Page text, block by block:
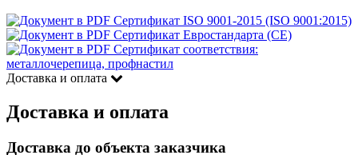
Сертификат ISO 9001-2015 (ISO 9001:2015)
Сертификат Евростандарта (CE)
Сертификат соответствия:
металлочерепица, профнастил
Доставка и оплата
Доставка и оплата
Доставка до объекта заказчика